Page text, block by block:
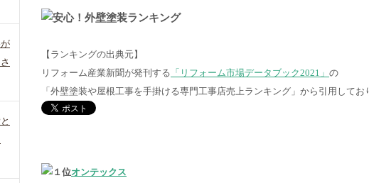
【ランキングの出典元】
リフォーム産業新聞が発刊する 「リフォーム市場データブック2021」 の
「外壁塗装や屋根工事を手掛ける専門工事店売上ランキング」から引用してお
オンテックス